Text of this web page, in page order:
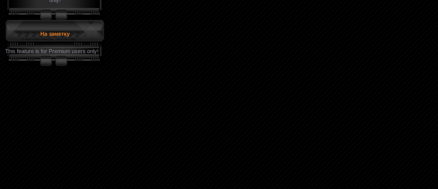
На заметку
This feature is for Premium users only!